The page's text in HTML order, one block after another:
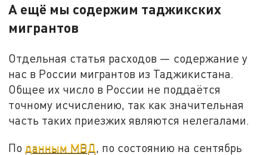
А ещё мы содержим таджикских
мигрантов
Отдельная статья расходов — содержание у
нас в России мигрантов из Таджикистана.
Общее их число в России не поддаётся
точному исчислению, так как значительная
часть таких приезжих являются нелегалами.
По данным МВД, по состоянию на сентябрь